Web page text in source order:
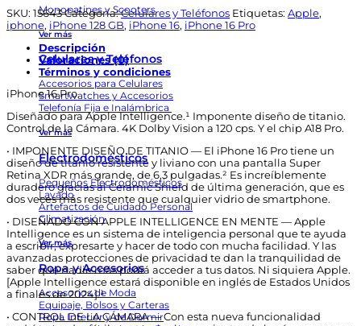
Monopatines y Scooters
Ver más
Celulares y Teléfonos
Accesorios para Celulares
Smartwatches y Accesorios
Telefonía Fija e Inalámbrica
Ver más
Electrodomésticos
Pequeños Electrodomésticos
Lavado
Artefactos de Cuidado Personal
Climatización
Ver más
Ropa y Accesorios
Accesorios de Moda
Equipaje, Bolsos y Carteras
Ropa Interior y de Dormir
SKU: 15643 Categoría:Celulares y Teléfonos Etiquetas: Apple,
iphone, iPhone 128 GB, iPhone 16, iPhone 16 Pro
Descripción
Valoraciones (0)
Términos y condiciones
iPhone 16 Pro.
Diseñado para Apple Intelligence.¹ Imponente diseño de titanio.
Control de la Cámara. 4K Dolby Vision a 120 cps. Y el chip A18 Pro.
• IMPONENTE DISEÑO DE TITANIO — El iPhone 16 Pro tiene un
diseño de titanio resistente y liviano con una pantalla Super
Retina XDR más grande, de 6,3 pulgadas.² Es increíblemente
duradero gracias al Ceramic Shield de última generación, que es
dos veces más resistente que cualquier vidrio de smartphone.
• DISEÑADO CON APPLE INTELLIGENCE EN MENTE — Apple
Intelligence es un sistema de inteligencia personal que te ayuda
a escribir, expresarte y hacer de todo con mucha facilidad. Y las
avanzadas protecciones de privacidad te dan la tranquilidad de
saber que nadie más podrá acceder a tus datos. Ni siquiera Apple.
[Apple Intelligence estará disponible en inglés de Estados Unidos
a finales de 2024].¹
• CONTROL DE LA CÁMARA — Con esta nueva funcionalidad